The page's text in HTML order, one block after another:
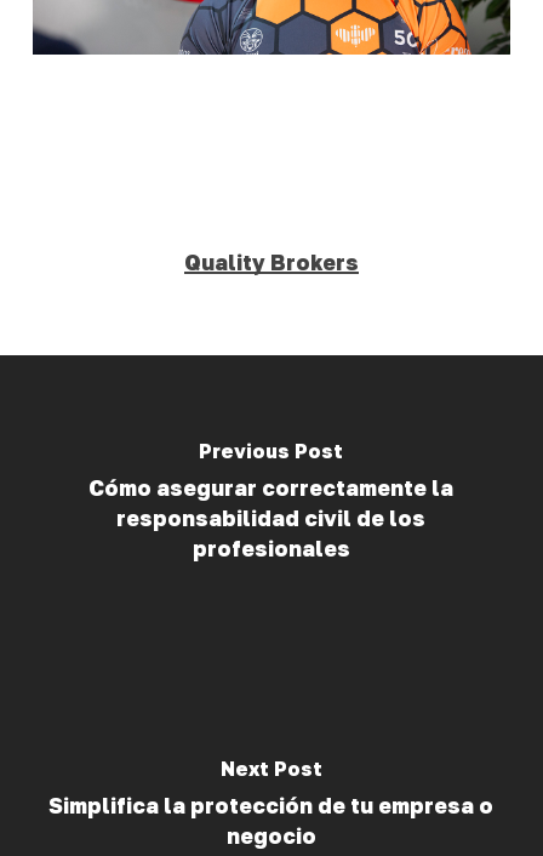
Quality Brokers
Previous Post
Cómo asegurar correctamente la
responsabilidad civil de los
profesionales
Next Post
Simplifica la protección de tu empresa o
negocio